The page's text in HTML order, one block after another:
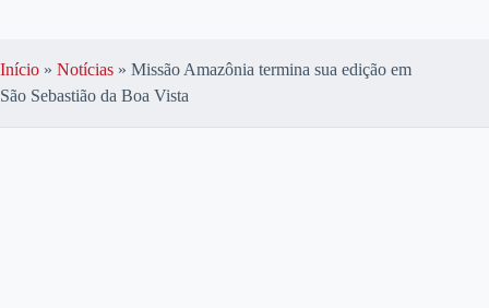
Início » Notícias » Missão Amazônia termina sua edição em
São Sebastião da Boa Vista